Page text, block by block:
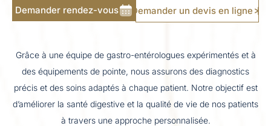
Demander rendez-vous Demander un devis en ligne
Grâce à une équipe de gastro-entérologues expérimentés et à
des équipements de pointe, nous assurons des diagnostics
précis et des soins adaptés à chaque patient. Notre objectif est
d’améliorer la santé digestive et la qualité de vie de nos patients
à travers une approche personnalisée.